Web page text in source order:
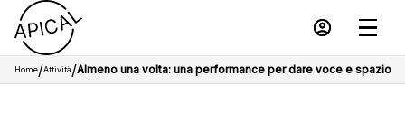
Home/Attività/Almeno una volta: una performance per dare voce e spazio